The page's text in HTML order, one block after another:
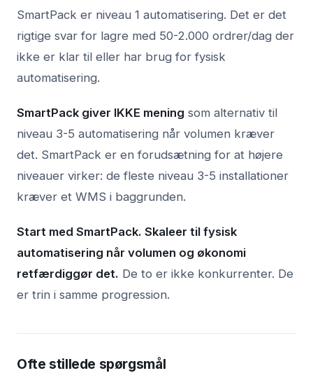
SmartPack er niveau 1 automatisering. Det er det
rigtige svar for lagre med 50-2.000 ordrer/dag der
ikke er klar til eller har brug for fysisk
automatisering.
SmartPack giver IKKE mening som alternativ til
niveau 3-5 automatisering når volumen kræver
det. SmartPack er en forudsætning for at højere
niveauer virker: de fleste niveau 3-5 installationer
kræver et WMS i baggrunden.
Start med SmartPack. Skaleer til fysisk
automatisering når volumen og økonomi
retfærdiggør det. De to er ikke konkurrenter. De
er trin i samme progression.
Ofte stillede spørgsmål